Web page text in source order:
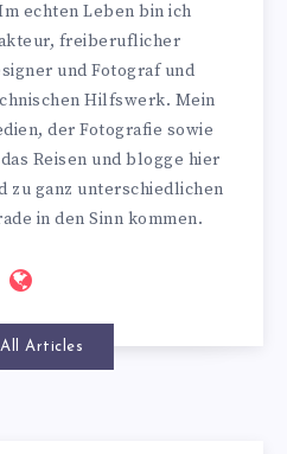
echten Leben bin ich
freiberuflicher
und Fotograf und
Hilfswerk. Mein
der Fotografie sowie
Reisen und blogge hier
zu ganz unterschiedlichen
in den Sinn kommen.
Articles